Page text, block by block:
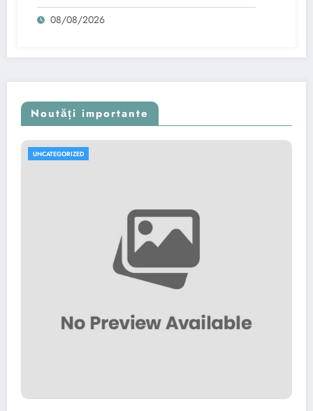
08/08/2026
Noutăți importante
UNCATEGORIZED